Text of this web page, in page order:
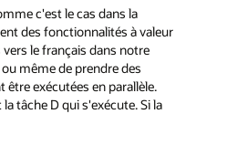
c'est le cas dans la
des fonctionnalités à valeur
le français dans notre
même de prendre des
exécutées en parallèle.
tâche D qui s'exécute. Si la